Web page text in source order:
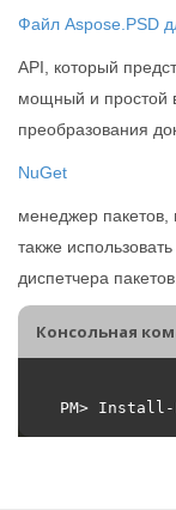
Файл Aspose.PSD
API, который
мощный и простой
преобразования
NuGet
менеджер пакетов,
также
диспетчера пакетов.
Консольная